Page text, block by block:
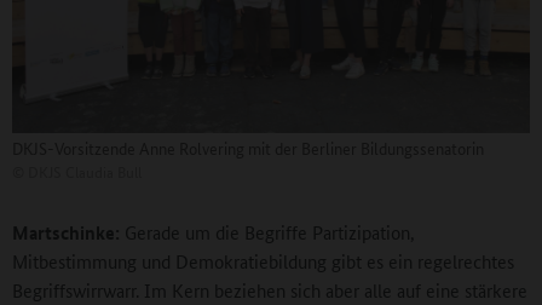
Martschinke: Gerade um die Begriffe Partizipation,
Mitbestimmung und Demokratiebildung gibt es ein regelrechtes
Begriffswirrwarr. Im Kern beziehen sich aber alle auf eine stärkere